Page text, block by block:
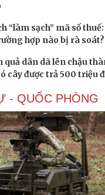
“làm sạch” mã số thuế:
hợp nào bị rà soát?
quả dân dã lên chậu
cây được trả 500 triệu
- QUỐC PHÒNG